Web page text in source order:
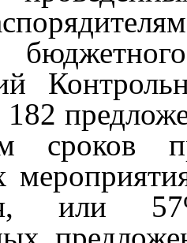
182
сроков
или